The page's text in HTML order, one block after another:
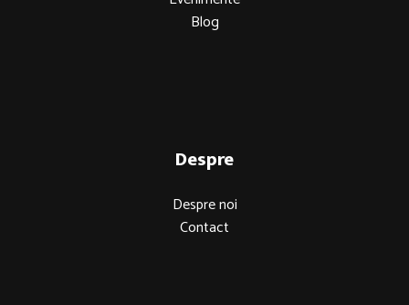
Blog
Despre
Despre noi
Contact